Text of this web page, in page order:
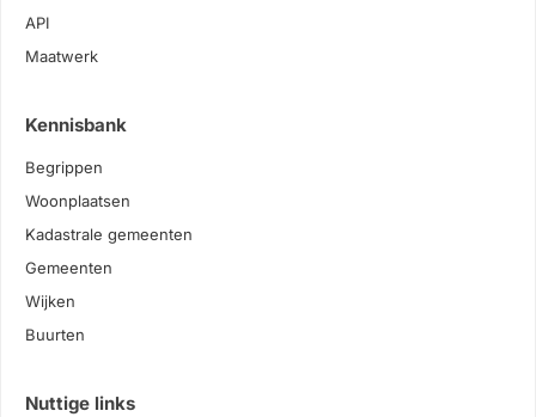
API
Maatwerk
Kennisbank
Begrippen
Woonplaatsen
Kadastrale gemeenten
Gemeenten
Wijken
Buurten
Nuttige links